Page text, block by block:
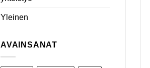
Yleinen
AVAINSANAT